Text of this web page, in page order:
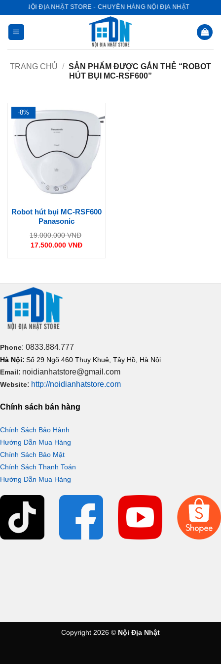
dung
NỘI ĐỊA NHẬT STORE - CHUYÊN HÀNG NỘI ĐỊA NHẬT
TRANG CHỦ / SẢN PHẨM ĐƯỢC GẮN THẺ “ROBOT
HÚT BỤI MC-RSF600”
-8%
Robot hút bụi MC-RSF600
Panasonic
19.000.000VNĐ
17.500.000 VNĐ
Phone: 0833.884.777
Hà Nội: Số 29 Ngõ 460 Thụy Khuê, Tây Hồ, Hà Nội
Email: noidianhatstore@gmail.com
Website: http://noidianhatstore.com
Chính sách bán hàng
Chính Sách Bảo Hành
Hướng Dẫn Mua Hàng
Chính Sách Bảo Mật
Chính Sách Thanh Toán
Hướng Dẫn Mua Hàng
Copyright 2026 © Nội Địa Nhật